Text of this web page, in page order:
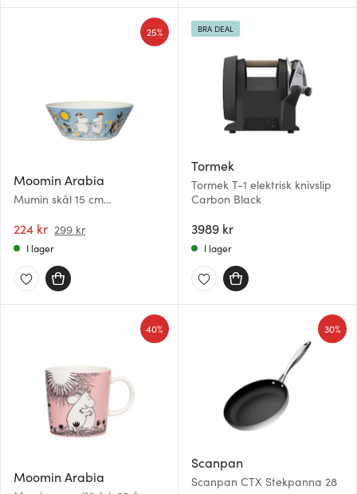
Moomin Arabia
Mumin skål 15 cm
224 kr 299 kr
25%
I lager
Tormek
Tormek T-1 elektrisk knivslip
Carbon Black
3989 kr
BRA DEAL
I lager
Moomin Arabia
40%
Scanpan
Scanpan CTX Stekpanna 28
30%